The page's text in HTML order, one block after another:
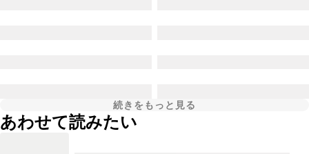
続きをもっと見る
あわせて読みたい